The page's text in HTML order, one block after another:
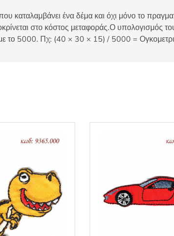
καταλαμβάνει ένα δέμα και όχι μόνο το
στο κόστος μεταφοράς.Ο υπολογισμός του
το 5000. Πχ: (40 × 30 × 15) / 5000 =